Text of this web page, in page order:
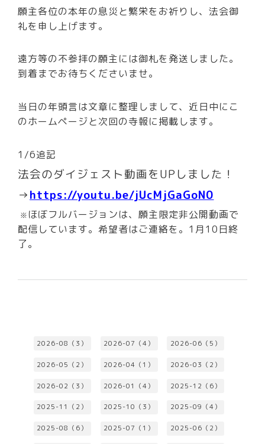
願主各位の本年の息災と繁栄をお祈りし、法会御
礼を申し上げます。
遠方等の不参拝の願主には御札を発送しました。
到着までお待ちくださいませ。
当日の年頭言は文章に整理しまして、近日中にこ
のホームページと次回の寺報に掲載します。
1/6追記
法会のダイジェスト動画をUPしました！
→https://youtu.be/jUcMjGaGoN0
※ほぼフルバージョンは、願主限定非公開動画で
配信しています。希望者はご連絡を。1月10日終
了。
2026-08（3） 2026-07（4） 2026-06（5）
2026-05（2） 2026-04（1） 2026-03（2）
2026-02（3） 2026-01（4） 2025-12（6）
2025-11（2） 2025-10（3） 2025-09（4）
2025-08（6） 2025-07（1） 2025-06（2）